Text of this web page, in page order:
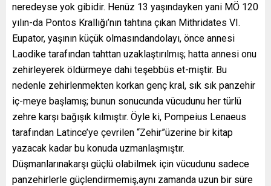
neredeyse yok gibidir. Henüz 13 yaşındayken yani MÖ 120
yılın-da Pontos Krallığı’nın tahtına çıkan Mithridates VI.
Eupator, yaşının küçük olmasındandolayı, önce annesi
Laodike tarafından tahttan uzaklaştırılmış; hatta annesi onu
zehirleyerek öldürmeye dahi teşebbüs et-miştir. Bu
nedenle zehirlenmekten korkan genç kral, sık sık panzehir
iç-meye başlamış; bunun sonucunda vücudunu her türlü
zehre karşı bağışık kılmıştır. Öyle ki, Pompeius Lenaeus
tarafından Latince’ye çevrilen “Zehir”üzerine bir kitap
yazacak kadar bu konuda uzmanlaşmıştır.
Düşmanlarınakarşı güçlü olabilmek için vücudunu sadece
panzehirlerle güçlendirmemiş,aynı zamanda uzun bir süre